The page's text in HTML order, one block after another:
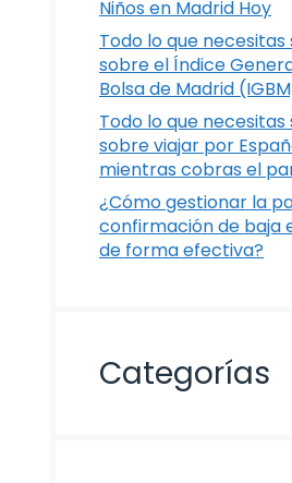
Niños en Madrid Hoy
Todo lo que
sobre el Índice
Bolsa de Madrid
Todo lo que
sobre viajar por
mientras cobras el
¿Cómo gestionar la
confirmación de baja
de forma efectiva?
Categorías